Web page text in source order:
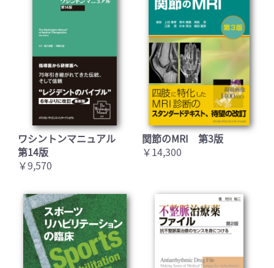
ワシントンマニュアル
第14版
￥9,570
関節のMRI 第3版
￥14,300